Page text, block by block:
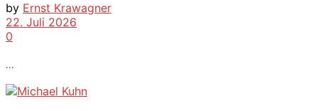
by Ernst Krawagner
22. Juli 2026
0
...